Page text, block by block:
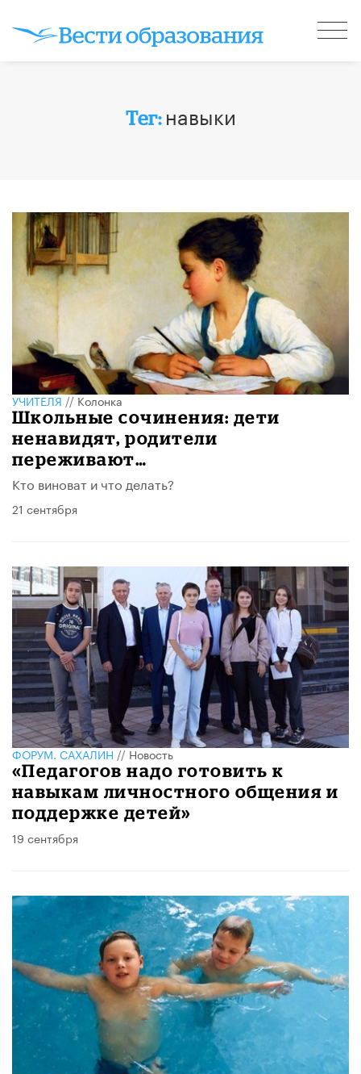
Тег: навыки
УЧИТЕЛЯ//Колонка
​Школьные сочинения: дети
ненавидят, родители
переживают…
Кто виноват и что делать?
21 сентября
ФОРУМ. САХАЛИН//Новость
«Педагогов надо готовить к
навыкам личностного общения и
поддержке детей»
19 сентября